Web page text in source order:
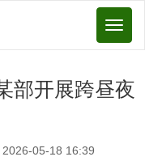
部开展跨昼夜
05-18 16:39